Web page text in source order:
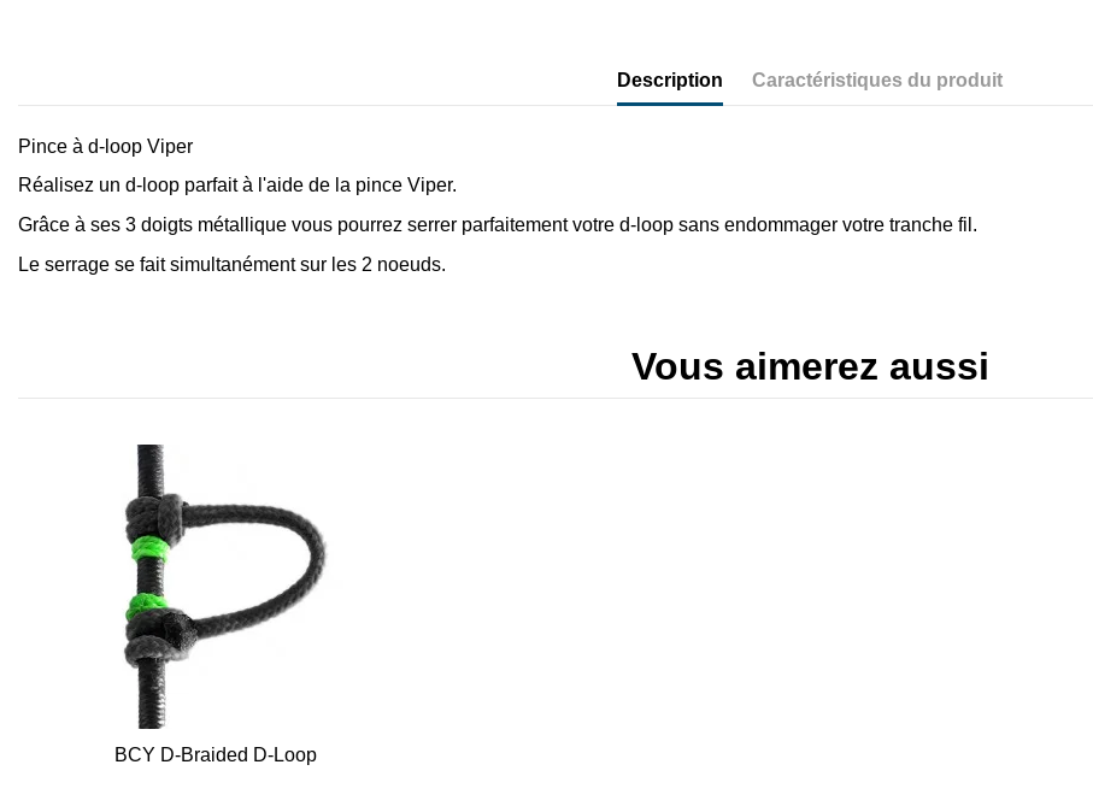
Description Caractéristiques du produit
Pince à d-loop Viper
Réalisez un d-loop parfait à l'aide de la pince Viper.
Grâce à ses 3 doigts métallique vous pourrez serrer parfaitement votre d-loop sans endommager votre tranche fil.
Le serrage se fait simultanément sur les 2 noeuds.
Vous aimerez aussi
BCY D-Braided D-Loop